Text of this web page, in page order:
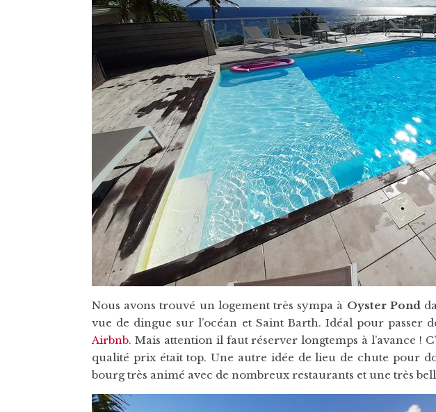
Nous avons trouvé un logement très sympa à Oyster Pond
vue de dingue sur l’océan et Saint Barth. Idéal pour passer
Airbnb. Mais attention il faut réserver longtemps à l’avance !
qualité prix était top. Une autre idée de lieu de chute pour
bourg très animé avec de nombreux restaurants et une très